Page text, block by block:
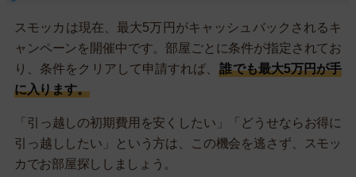
スモッカは現在、最大5万円がキャッシュバックされるキ
ャンペーンを開催中です。部屋ごとに条件が指定されてお
り、条件をクリアして申請すれば、誰でも最大5万円が手
に入ります。
「引っ越しの初期費用を安くしたい」「どうせならお得に
引っ越ししたい」という方は、この機会を逃さず、スモッ
カでお部屋探ししましょう。